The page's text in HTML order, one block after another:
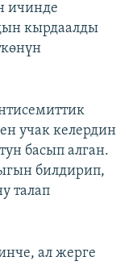
ичинде
кырдаалды
учак келердин
басып алган.
билдирип,
талап
ал жерге